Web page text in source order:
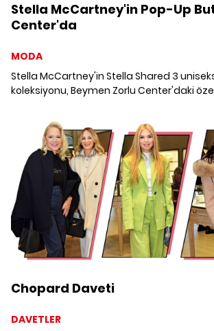
Stella McCartney'in Pop-Up
Center'da
MODA
Stella McCartney'in Stella Shared 3
koleksiyonu, Beymen Zorlu Center'daki
Chopard Daveti
DAVETLER